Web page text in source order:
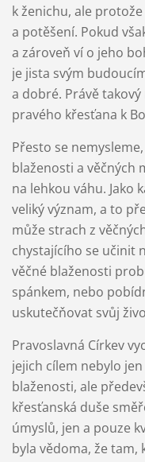
k ženichu, ale
a potěšení. Pokud
a zároveň ví o jeho
je jista svým
a dobré. Právě
pravého křesťana k
Přesto se
blaženosti a věčných
na lehkou váhu. Jako
veliký význam, a to
může strach z
chystajícího se učinit
věčné blaženosti
spánkem, nebo
uskutečňovat svůj
Pravoslavná Církev
jejich cílem nebylo
blaženosti, ale
křesťanská duše
úmyslů, jen a pouze
byla vědoma, že tam,